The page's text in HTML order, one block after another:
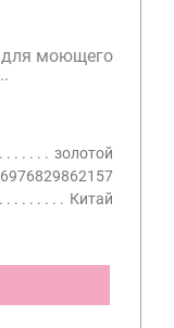
для моющего
золотой
6976829862157
Китай